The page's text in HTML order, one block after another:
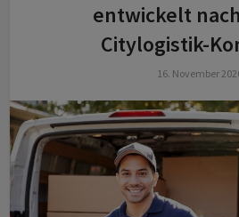
entwickelt
Citylogistik-
16. November